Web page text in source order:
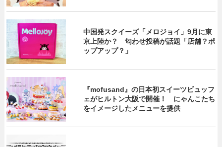
中国発スクイーズ「メロジョイ」9月に東
京上陸か？ 匂わせ投稿が話題「店舗？ポ
ップアップ？」
『mofusand』の日本初スイーツビュッフ
ェがヒルトン大阪で開催！ にゃんこたち
をイメージしたメニューを提供